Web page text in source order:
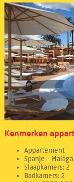
Kenmerken
Appartement
Spanje -